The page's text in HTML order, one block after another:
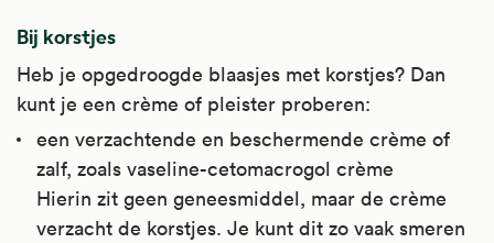
Bij korstjes
Heb je opgedroogde blaasjes met korstjes? Dan
kunt je een crème of pleister proberen:
een verzachtende en beschermende crème of
zalf, zoals vaseline-cetomacrogol crème
Hierin zit geen geneesmiddel, maar de crème
verzacht de korstjes. Je kunt dit zo vaak smeren